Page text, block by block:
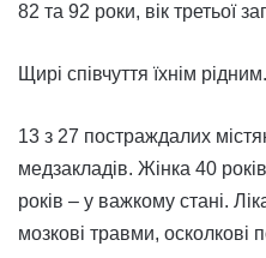
82 та 92 роки, вік третьої
Щирі співчуття їхнім рідним.
13 з 27 постраждалих
медзакладів. Жінка 40
років – у важкому стані.
мозкові травми, осколкові